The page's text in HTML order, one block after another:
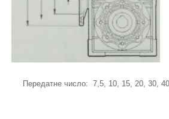
Передатне число: 7,5, 10, 15, 20, 30,